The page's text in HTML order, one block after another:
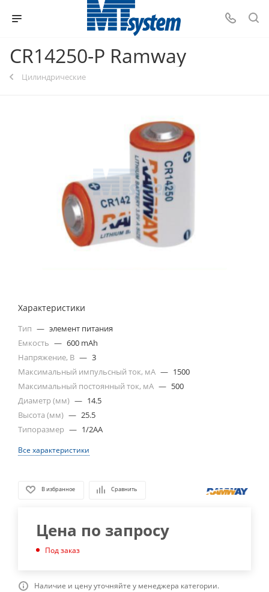
CR14250-P Ramway
Цилиндрические
Характеристики
Тип — элемент питания
Емкость — 600 mAh
Напряжение, В — 3
Максимальный импульсный ток, мА — 1500
Максимальный постоянный ток, мА — 500
Диаметр (мм) — 14.5
Высота (мм) — 25.5
Типоразмер — 1/2AA
Все характеристики
В избранное Сравнить
Цена по запросу
Под заказ
Наличие и цену уточняйте у менеджера категории.